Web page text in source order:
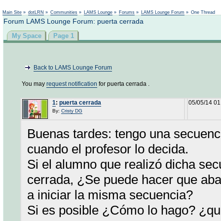
Main Site » dotLRN » Communities » LAMS Lounge » Forums » LAMS Lounge Forum » One Thread
Forum LAMS Lounge Forum: puerta cerrada
My Space Page 1
Back to LAMS Lounge Forum
You may request notification for puerta cerrada .
1: puerta cerrada
By: Cristy DG
05/05/14
Buenas tardes: tengo una
cuando el profesor lo decida.
Si el alumno que realizó dicha
cerrada, ¿Se puede hacer que
a iniciar la misma secuencia?
Si es posible ¿Cómo lo hago?